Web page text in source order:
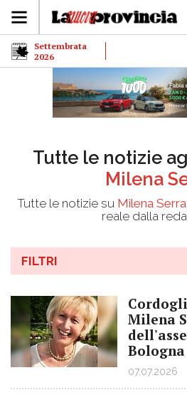
Settembrata
2026
Tutte le notizie
Milena
Tutte le notizie su Milena Serra
reale dalla
FILTRI
Milena
Bologna
07.07.2026